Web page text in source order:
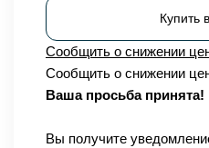
Купить
Сообщить о снижении
Сообщить о снижении
Ваша просьба принята!
Вы получите